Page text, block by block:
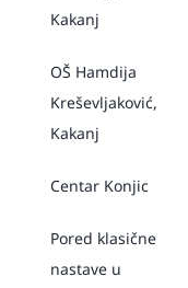
Kakanj
OŠ Hamdija
Kreševljaković,
Kakanj
Centar Konjic
Pored klasične
nastave u